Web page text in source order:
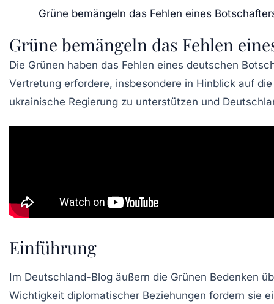
Grüne bemängeln das Fehlen eines
Grüne bemängeln das Fehlen
Die Grünen haben das Fehlen eines deutschen
Vertretung erfordere, insbesondere in Hinblick auf
ukrainische Regierung zu unterstützen und
Einführung
Im Deutschland-Blog äußern die Grünen Bedenken
Wichtigkeit diplomatischer Beziehungen fordern sie